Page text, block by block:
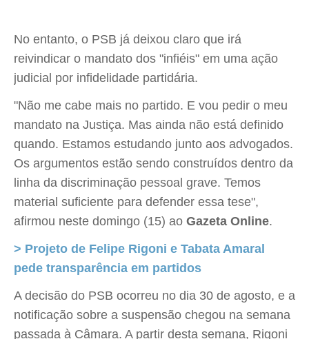
No entanto, o PSB já deixou claro que irá
reivindicar o mandato dos "infiéis" em uma ação
judicial por infidelidade partidária.
"Não me cabe mais no partido. E vou pedir o meu
mandato na Justiça. Mas ainda não está definido
quando. Estamos estudando junto aos advogados.
Os argumentos estão sendo construídos dentro da
linha da discriminação pessoal grave. Temos
material suficiente para defender essa tese",
afirmou neste domingo (15) ao Gazeta Online.
> Projeto de Felipe Rigoni e Tabata Amaral
pede transparência em partidos
A decisão do PSB ocorreu no dia 30 de agosto, e a
notificação sobre a suspensão chegou na semana
passada à Câmara. A partir desta semana, Rigoni